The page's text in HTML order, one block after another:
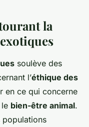
la
soulève des
l’éthique des
en ce qui concerne
bien-être animal.
populations